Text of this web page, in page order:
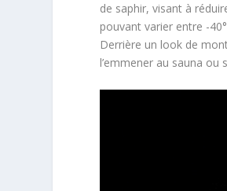
de saphir, visant à
pouvant varier entre -
Derrière un look de
l’emmener au sauna ou